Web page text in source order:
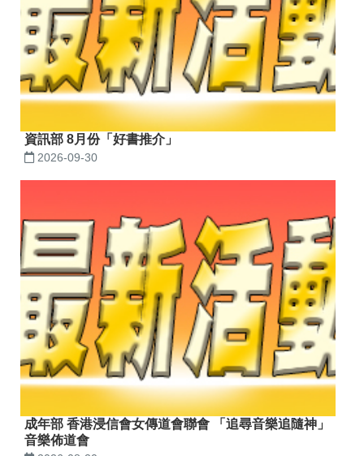
資訊部 8月份「好書推介」
2026-09-30
成年部 香港浸信會女傳道會聯會 「追尋音樂追隨神」
音樂佈道會